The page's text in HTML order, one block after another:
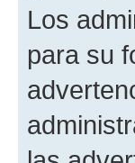
Los
para su